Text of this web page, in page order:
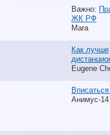
Важно:
ЖК РФ
Mara
Как лучше
Eugene
Анимус-14